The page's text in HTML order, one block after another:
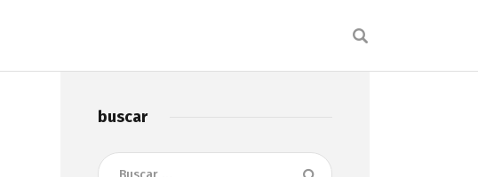
buscar
Buscar: